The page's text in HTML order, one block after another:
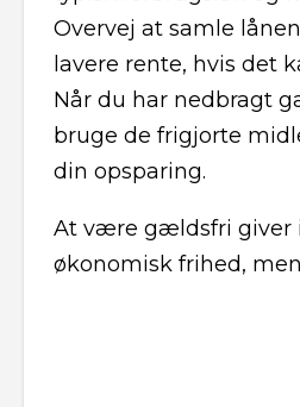
Overvej at samle
lavere rente, hvis det
Når du har nedbragt
bruge de frigjorte
din opsparing.
At være gældsfri giver
økonomisk frihed,